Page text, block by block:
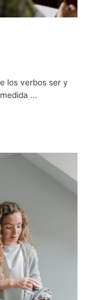
los verbos ser y
…